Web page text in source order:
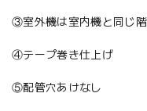
③室外機は室内機と同じ
④テープ巻き仕上げ
⑤配管穴あけなし